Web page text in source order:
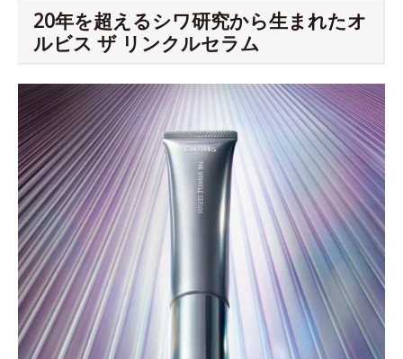
20年を超えるシワ研究から生まれたオ
ルビス ザ リンクルセラム